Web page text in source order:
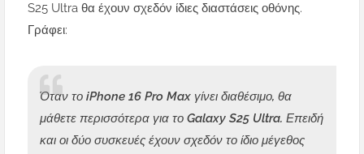
S25 Ultra θα έχουν σχεδόν ίδιες διαστάσεις οθόνης.
Γράφει:
Όταν το iPhone 16 Pro Max γίνει διαθέσιμο, θα
μάθετε περισσότερα για το Galaxy S25 Ultra. Επειδή
και οι δύο συσκευές έχουν σχεδόν το ίδιο μέγεθος